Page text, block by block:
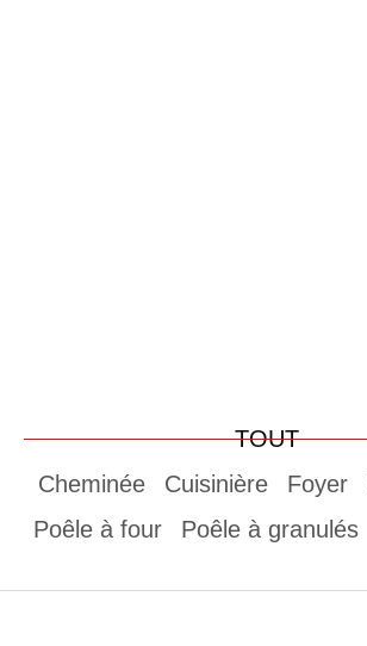
Cheminée Cuisinière Foyer
Poêle à four
Poêle à granulés
TOUT